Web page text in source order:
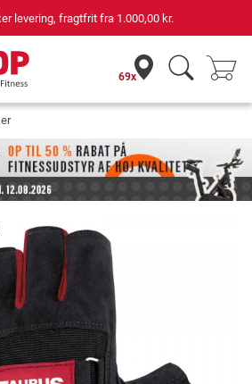
levering, fragtfrit fra1.000,00 kr.
69x